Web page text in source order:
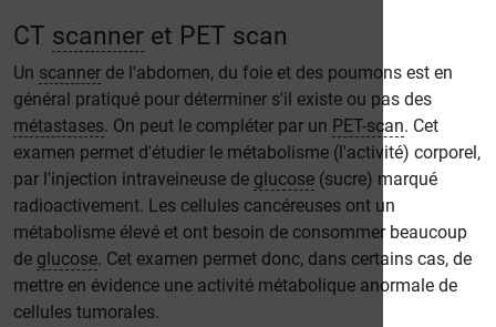
CT scanner et PET scan
Un scanner de l'abdomen, du foie et des poumons est en
général pratiqué pour déterminer s'il existe ou pas des
métastases. On peut le compléter par un PET-scan. Cet
examen permet d'étudier le métabolisme (l'activité) corporel,
par l'injection intraveineuse de glucose (sucre) marqué
radioactivement. Les cellules cancéreuses ont un
métabolisme élevé et ont besoin de consommer beaucoup
de glucose. Cet examen permet donc, dans certains cas, de
mettre en évidence une activité métabolique anormale de
cellules tumorales.